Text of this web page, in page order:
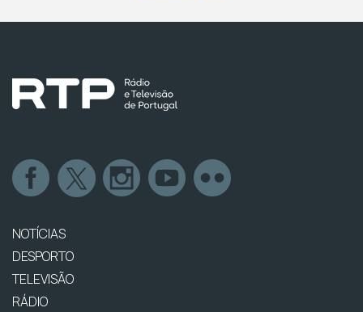
NOTÍCIAS
DESPORTO
TELEVISÃO
RÁDIO